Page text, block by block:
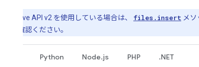
古い Drive API v2 を使用している場合は、 files.insert メ
をご確認ください。
Python Node.js PHP .NET